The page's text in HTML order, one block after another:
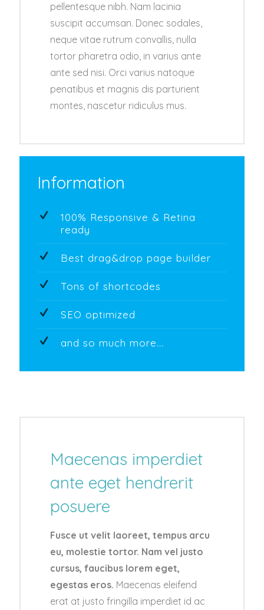
pellentesque nibh. Nam lacinia
suscipit accumsan. Donec sodales,
neque vitae rutrum convallis, nulla
tortor pharetra odio, in varius ante
ante sed nisi. Orci varius natoque
penatibus et magnis dis parturient
montes, nascetur ridiculus mus.
Information
100% Responsive & Retina
ready
Best drag&drop page builder
Tons of shortcodes
SEO optimized
and so much more...
Maecenas imperdiet
ante eget hendrerit
posuere
Fusce ut velit laoreet, tempus arcu
eu, molestie tortor. Nam vel justo
cursus, faucibus lorem eget,
egestas eros. Maecenas eleifend
erat at justo fringilla imperdiet id ac